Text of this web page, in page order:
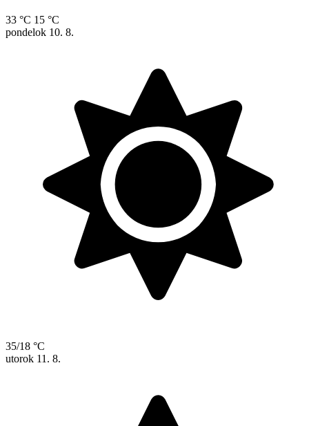
33 °C 15 °C
pondelok 10. 8.
35/18 °C
utorok 11. 8.